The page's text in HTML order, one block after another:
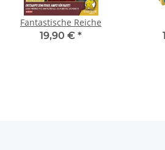
Fantastische Reiche
19,90 € *